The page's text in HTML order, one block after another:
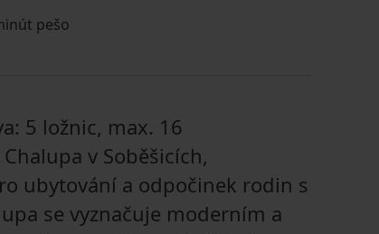
pešo
5 ložnic, max. 16
v Soběšicích,
ubytování a odpočinek rodin s
se vyznačuje moderním a